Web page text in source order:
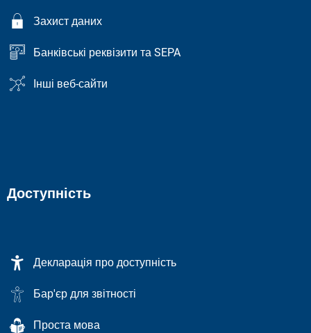
Захист даних
Банківські реквізити та SEPA
Інші веб-сайти
Доступність
Декларація про доступність
Бар'єр для звітності
Проста мова